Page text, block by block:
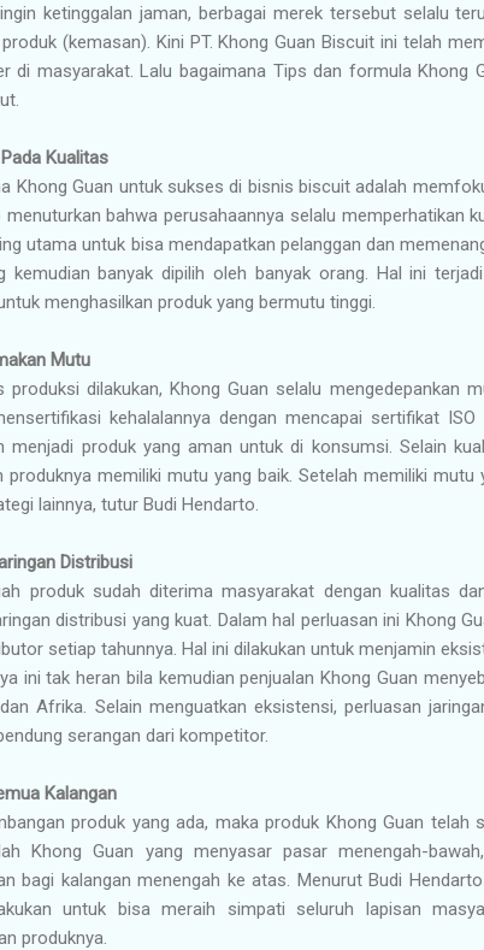
ketinggalan jaman, berbagai merek tersebut selalu
(kemasan). Kini PT. Khong Guan Biscuit ini telah
di masyarakat. Lalu bagaimana Tips dan formula Khong
Kualitas
Khong Guan untuk sukses di bisnis biscuit adalah
menuturkan bahwa perusahaannya selalu memperhatikan
utama untuk bisa mendapatkan pelanggan dan
kemudian banyak dipilih oleh banyak orang. Hal ini
menghasilkan produk yang bermutu tinggi.
Mutu
produksi dilakukan, Khong Guan selalu mengedepankan
kehalalannya dengan mencapai sertifikat
menjadi produk yang aman untuk di konsumsi. Selain
produknya memiliki mutu yang baik. Setelah memiliki
lainnya, tutur Budi Hendarto.
Distribusi
produk sudah diterima masyarakat dengan kualitas
distribusi yang kuat. Dalam hal perluasan ini Khong
setiap tahunnya. Hal ini dilakukan untuk menjamin
ini tak heran bila kemudian penjualan Khong Guan
Afrika. Selain menguatkan eksistensi, perluasan
serangan dari kompetitor.
Kalangan
produk yang ada, maka produk Khong Guan telah
Khong Guan yang menyasar pasar menengah-
bagi kalangan menengah ke atas. Menurut Budi
untuk bisa meraih simpati seluruh lapisan
produknya.